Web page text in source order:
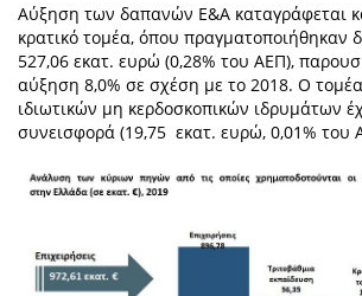
Αύξηση των δαπανών Ε&Α καταγράφεται
κρατικό τομέα, όπου πραγματοποιήθηκαν
527,06 εκατ. ευρώ (0,28% του ΑΕΠ),
αύξηση 8,0% σε σχέση με το 2018. Ο
ιδιωτικών μη κερδοσκοπικών ιδρυμάτων
συνεισφορά (19,75 εκατ. ευρώ, 0,01% του